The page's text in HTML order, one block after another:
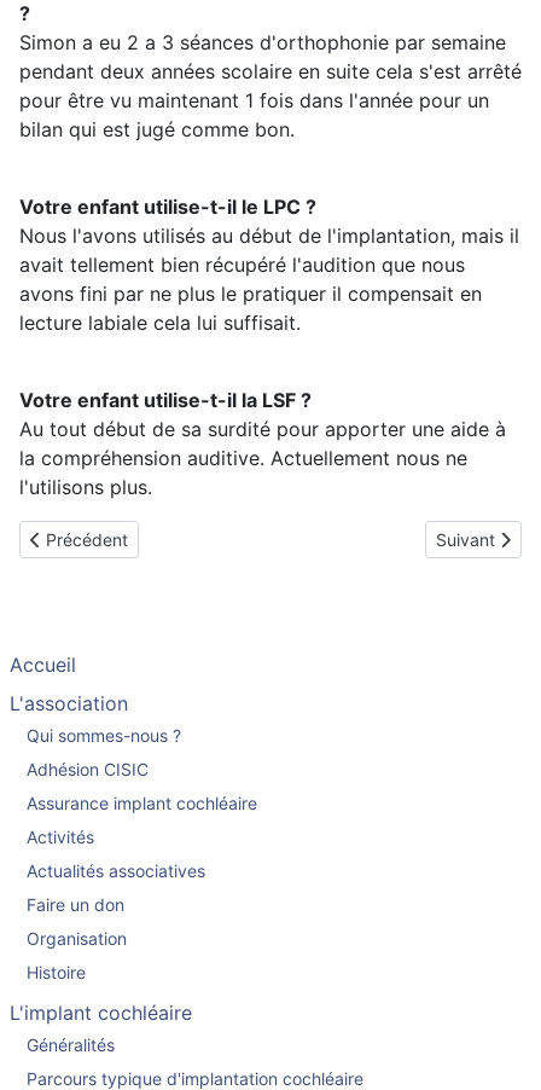
?
Simon a eu 2 a 3 séances d'orthophonie par semaine
pendant deux années scolaire en suite cela s'est arrêté
pour être vu maintenant 1 fois dans l'année pour un
bilan qui est jugé comme bon.
Votre enfant utilise-t-il le LPC ?
Nous l'avons utilisés au début de l'implantation, mais il
avait tellement bien récupéré l'audition que nous
avons fini par ne plus le pratiquer il compensait en
lecture labiale cela lui suffisait.
Votre enfant utilise-t-il la LSF ?
Au tout début de sa surdité pour apporter une aide à
la compréhension auditive. Actuellement nous ne
l'utilisons plus.
Article précédent : Mathis implanté à 6 ans
Précédent Article
Suivant
Accueil
L'association
Qui sommes-nous ?
Adhésion CISIC
Assurance implant cochléaire
Activités
Actualités associatives
Faire un don
Organisation
Histoire
L'implant cochléaire
Généralités
Parcours typique d'implantation cochléaire